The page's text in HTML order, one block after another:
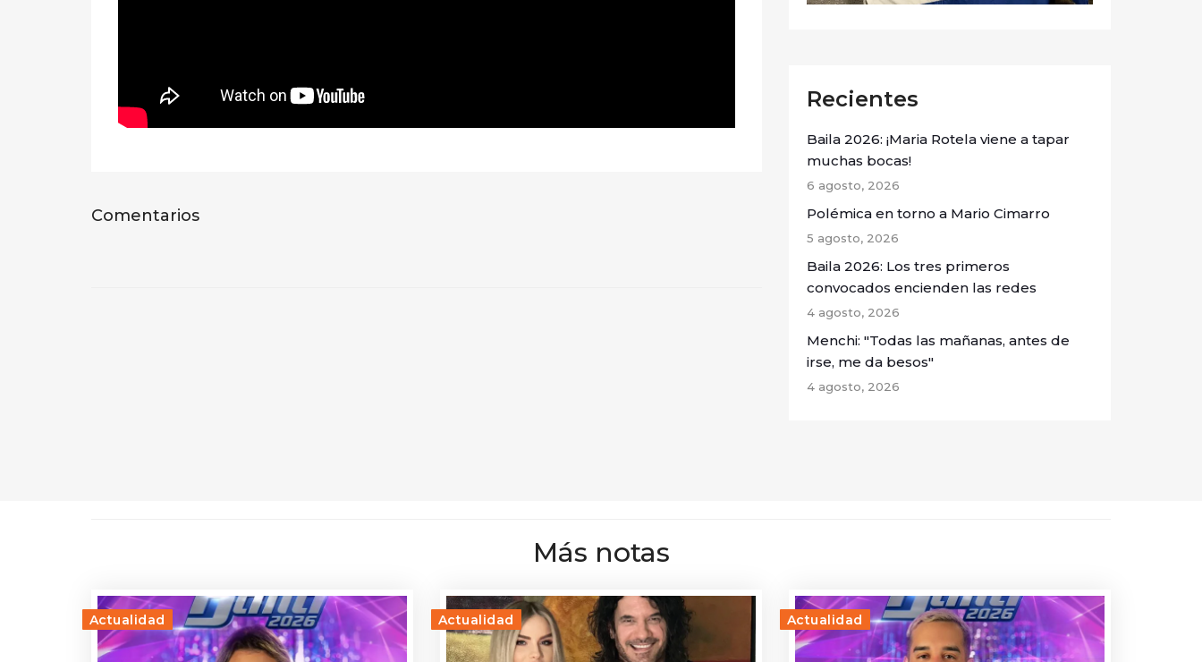
Comentarios
Recientes
Baila 2026: ¡Maria Rotela viene a tapar
muchas bocas!
6 agosto, 2026
Polémica en torno a Mario Cimarro
5 agosto, 2026
Baila 2026: Los tres primeros
convocados encienden las redes
4 agosto, 2026
Menchi: "Todas las mañanas, antes de
irse, me da besos"
4 agosto, 2026
Más notas
Actualidad Actualidad Actualidad